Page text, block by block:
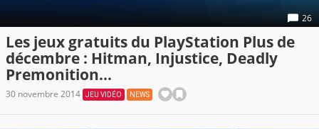
26
Les jeux gratuits du PlayStation Plus de
décembre : Hitman, Injustice, Deadly
Premonition...
30 novembre 2014 JEU VIDÉO NEWS